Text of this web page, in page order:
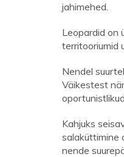
jahimehed.
Leopardid on
territooriumid
Nendel
Väikestest
Kahjuks
salaküttimine
nende